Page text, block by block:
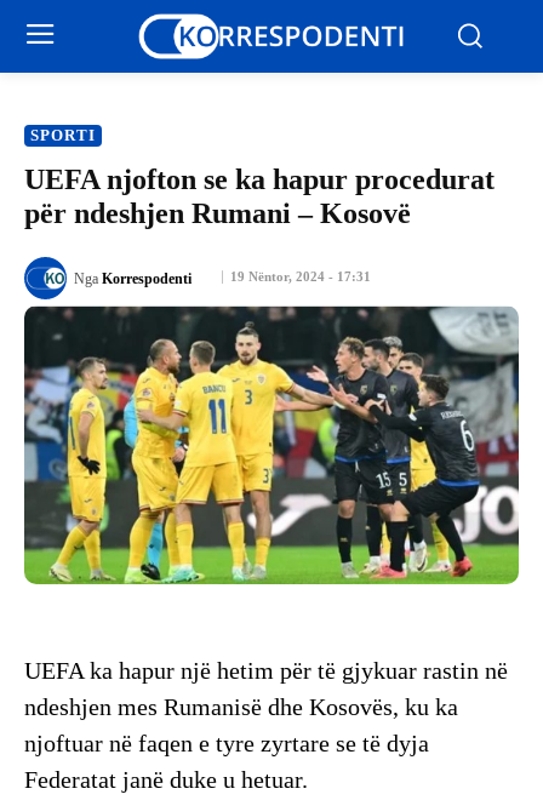
SPORTI
UEFA njofton se ka hapur procedurat
për ndeshjen Rumani – Kosovë
19 Nëntor, 2024 - 17:31
Nga Korrespodenti
UEFA ka hapur një hetim për të gjykuar rastin në
ndeshjen mes Rumanisë dhe Kosovës, ku ka
njoftuar në faqen e tyre zyrtare se të dyja
Federatat janë duke u hetuar.